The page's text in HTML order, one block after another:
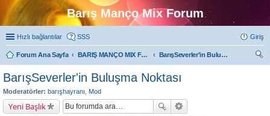
Barış Manço Mix Forum
Hızlı bağlantılar SSS Giriş
Forum Ana Sayfa BARIŞ MANÇO MIX FORUMLARI
BarışSeverler'in Buluşma Noktası
BarışSeverler'in Buluşma Noktası
Moderatörler: barışhayranı Mod
Yeni Başlık